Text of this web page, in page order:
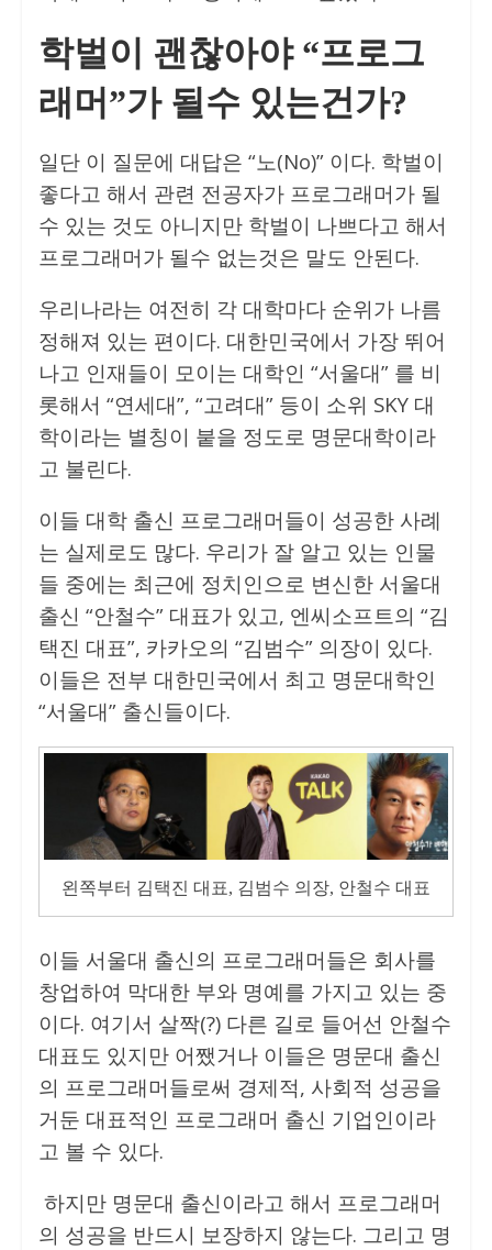
학벌이 괜찮아야 “프로그
래머”가 될수 있는건가?
일단 이 질문에 대답은 “노(No)” 이다. 학벌이
좋다고 해서 관련 전공자가 프로그래머가 될
수 있는 것도 아니지만 학벌이 나쁘다고 해서
프로그래머가 될수 없는것은 말도 안된다.
우리나라는 여전히 각 대학마다 순위가 나름
정해져 있는 편이다. 대한민국에서 가장 뛰어
나고 인재들이 모이는 대학인 “서울대” 를 비
롯해서 “연세대”, “고려대” 등이 소위 SKY 대
학이라는 별칭이 붙을 정도로 명문대학이라
고 불린다.
이들 대학 출신 프로그래머들이 성공한 사례
는 실제로도 많다. 우리가 잘 알고 있는 인물
들 중에는 최근에 정치인으로 변신한 서울대
출신 “안철수” 대표가 있고, 엔씨소프트의 “김
택진 대표”, 카카오의 “김범수” 의장이 있다.
이들은 전부 대한민국에서 최고 명문대학인
“서울대” 출신들이다.
왼쪽부터 김택진 대표, 김범수 의장, 안철수 대표
이들 서울대 출신의 프로그래머들은 회사를
창업하여 막대한 부와 명예를 가지고 있는 중
이다. 여기서 살짝(?) 다른 길로 들어선 안철수
대표도 있지만 어쨌거나 이들은 명문대 출신
의 프로그래머들로써 경제적, 사회적 성공을
거둔 대표적인 프로그래머 출신 기업인이라
고 볼 수 있다.
하지만 명문대 출신이라고 해서 프로그래머
의 성공을 반드시 보장하지 않는다. 그리고 명